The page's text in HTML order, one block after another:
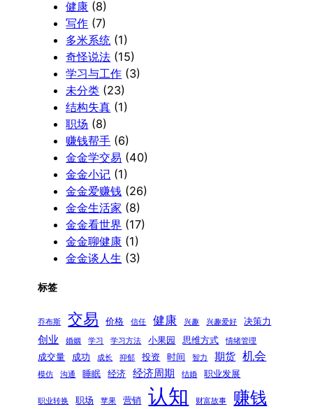
健康 (8)
写作 (7)
多米系统 (1)
奇怪说法 (15)
学习与工作 (3)
未分类 (23)
结构失真 (1)
职场 (8)
赚钱帮手 (6)
金金学交易 (40)
金金小记 (1)
金金爱赚钱 (26)
金金生活家 (8)
金金看世界 (17)
金金聊健康 (1)
金金谈人生 (3)
标签
乔布斯 交易 价格 信任 健康 兴趣 兴趣爱好 决策力
创业 婚姻 学习 学习方法 小果园 思维方式 情绪管理
成交量 成功 成长 抑郁 投资 时间 智力 期货 机会
模仿 沟通 睡眠 经济 经济周期 结婚 职业发展
职业转换 职场 苹果 营销 认知 财富故事 赚钱